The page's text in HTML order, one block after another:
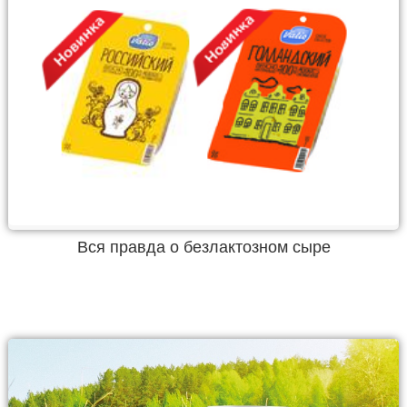
Вся правда о безлактозном сыре